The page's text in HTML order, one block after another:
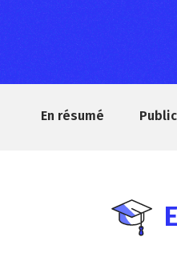
En résumé Public